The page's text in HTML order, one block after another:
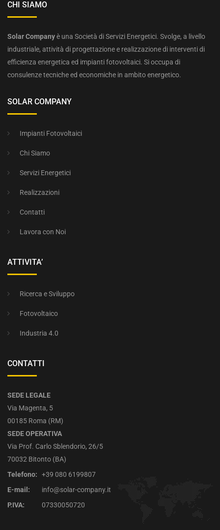
CHI SIAMO
Solar Companyè una Società di Servizi Energetici. Svolge, a livello
industriale, attività di progettazione e realizzazione di interventi di
efficienza energetica ed impianti fotovoltaici. Si occupa di
consulenze tecniche ed economiche in ambito energetico.
SOLAR COMPANY
Impianti Fotovoltaici
Chi Siamo
Servizi Energetici
Realizzazioni
Contatti
Lavora con Noi
ATTIVITA’
Ricerca e Sviluppo
Fotovoltaico
Industria 4.0
CONTATTI
SEDE LEGALE
Via Magenta, 5
00185 Roma (RM)
SEDE OPERATIVA
Via Prof. Carlo Sblendorio, 26/5
70032 Bitonto (BA)
Telefono:
+39 080 6199807
E-mail:
info@solar-company.it
P.IVA:
07330050720